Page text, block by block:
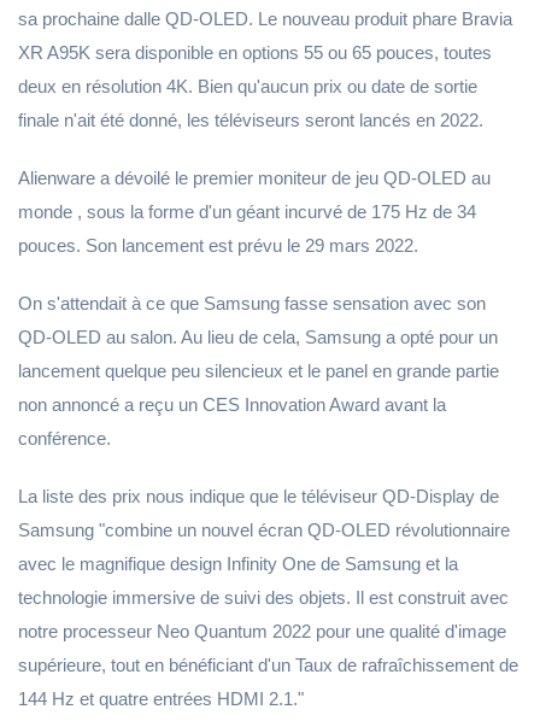
sa prochaine dalle QD-OLED. Le nouveau produit phare Bravia
XR A95K sera disponible en options 55 ou 65 pouces, toutes
deux en résolution 4K. Bien qu'aucun prix ou date de sortie
finale n'ait été donné, les téléviseurs seront lancés en 2022.
Alienware a dévoilé le premier moniteur de jeu QD-OLED au
monde , sous la forme d'un géant incurvé de 175 Hz de 34
pouces. Son lancement est prévu le 29 mars 2022.
On s'attendait à ce que Samsung fasse sensation avec son
QD-OLED au salon. Au lieu de cela, Samsung a opté pour un
lancement quelque peu silencieux et le panel en grande partie
non annoncé a reçu un CES Innovation Award avant la
conférence.
La liste des prix nous indique que le téléviseur QD-Display de
Samsung "combine un nouvel écran QD-OLED révolutionnaire
avec le magnifique design Infinity One de Samsung et la
technologie immersive de suivi des objets. Il est construit avec
notre processeur Neo Quantum 2022 pour une qualité d'image
supérieure, tout en bénéficiant d'un Taux de rafraîchissement de
144 Hz et quatre entrées HDMI 2.1."